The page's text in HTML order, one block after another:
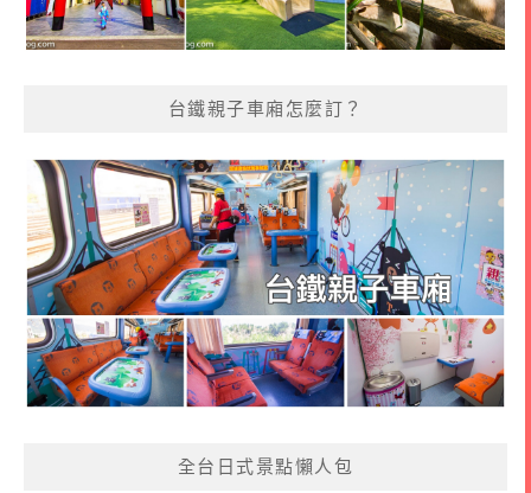
台鐵親子車廂怎麼訂？
全台日式景點懶人包